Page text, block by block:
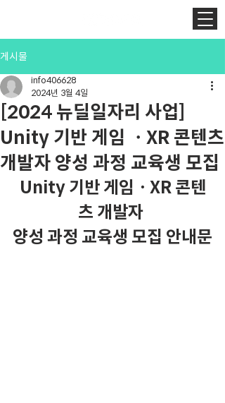
게시물
[2024 뉴딜일자리 사업]
Unity 기반 게임 ㆍXR 콘텐츠
개발자 양성 과정 교육생 모집
info406628
2024년 3월 4일
Unity 기반 게임ㆍXR 콘텐
츠 개발자
양성 과정 교육생 모집 안내문